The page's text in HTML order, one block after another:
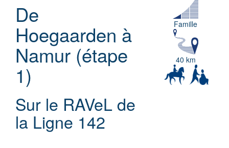
De
Hoegaarden à
Namur (étape
1)
Sur le RAVeL de
la Ligne 142
Famille
40 km